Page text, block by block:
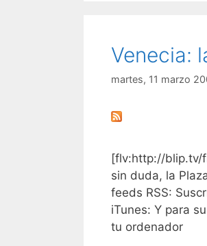
Venecia:
martes, 11 marzo
[flv:http://blip.tv/
sin duda, la
feeds RSS:
iTunes: Y para
tu ordenador